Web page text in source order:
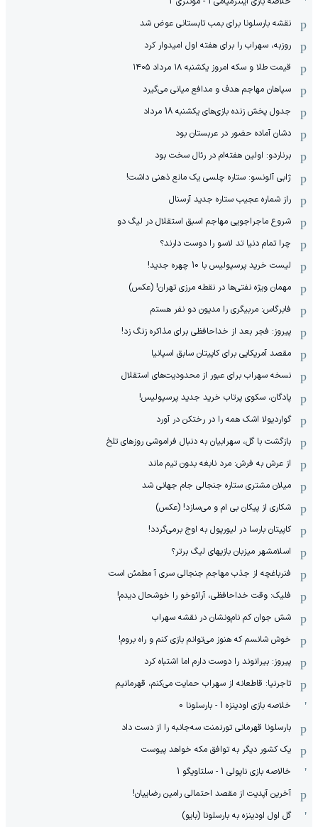
نقشه بارسلونا برای بمب تابستانی عوض شد
روزبه، سهراب را برای هفته اول امیدوار کرد
قیمت طلا و سکه امروز یکشنبه ۱۸ مرداد ۱۴۰۵
سپاهان مهاجم هدف و مدافع میانی می‌گیرد
جدول پخش زنده بازی‌های یکشنبه 18 مرداد
دشان آماده حضور در عربستان بود
برناردو: اولین هفته‌ام در رئال سخت بود
ژابی آلونسو: ستاره چلسی یک مانع ذهنی داشت!
راز شماره عجیب ستاره جدید آرسنال
شروع ماجراجویی مهاجم اسبق استقلال در لیگ دو
چرا تمام دنیا تد لاسو را دوست دارند؟
لیست خرید پرسپولیس با 10 چهره جدید!
مهمان‌ ویژه نفتی‌ها در نقطه مرزی تهران! (عکس)
فابرگاس: مربیگری را مدیون دو نفر هستم
پیروز: فجر بعد از خداحافظی برای مذاکره زنگ زد!
مقصد آمریکایی برای کاپیتان سابق اسپانیا
نسخه سهراب برای عبور از محدودیت‌های استقلال
پادگان، سکوی پرتاب خرید جدید پرسپولیس!
گواردیولا اشک همه را در رختکن در آورد
بازگشت با گل، سهرابیان به دنبال فراموشی روزهای تلخ
از عرش به فرش: مرد نابغه‌ بدون تیم ماند
میلان مشتری ستاره جنجالی جام جهانی شد
شکاری از پیکان بی ام و می‌سازد! (عکس)
کاپیتان بارسا در لیورپول به اوج برمی‌گردد!
اسلامشهر میزبان بازیهای لیگ برتر؟
فنرباغچه از جذب مهاجم جنجالی سری آ مطمئن است
فلیک: وقت خداحافظی، آرائوخو را خوشحال دیدم!
شش جوان کم نام‌و‌نشان در نقشه سهراب
خوش شانسم که هنوز می‌توانم بازی کنم و راه بروم!
پیروز: بیرانوند را دوست دارم اما اشتباه کرد
تاجرنیا: قاطعانه از سهراب حمایت می‌کنم، قهرمانیم
خلاصه بازی اودینزه 1 - بارسلونا 0
بارسلونا قهرمانی تورنمنت سه‌جانبه را از دست داد
یک کشور دیگر به توافق مکه خواهد پیوست
خالاصه بازی ناپولی 1 - سلتاویگو 1
آخرین آپدیت از مقصد احتمالی رامین رضاییان!
گل اول اودینزه به بارسلونا (بایو)